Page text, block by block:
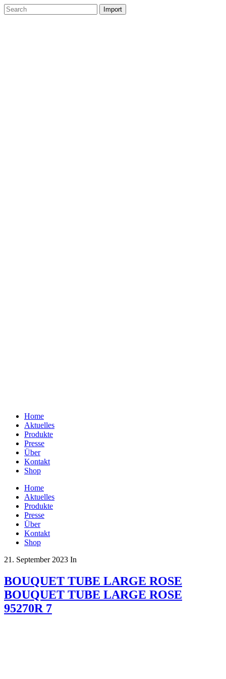
Home
Aktuelles
Produkte
Presse
Über
Kontakt
Shop
Home
Aktuelles
Produkte
Presse
Über
Kontakt
Shop
21. September 2023 In
BOUQUET TUBE LARGE ROSE
BOUQUET TUBE LARGE ROSE
95270R 7